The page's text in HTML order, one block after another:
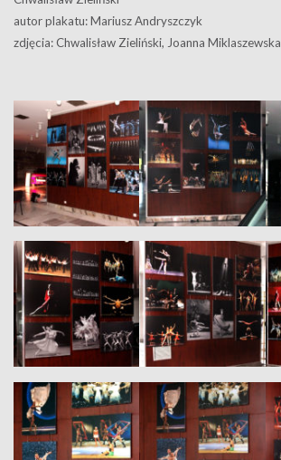
autor plakatu: Mariusz Andryszczyk
zdjęcia: Chwalisław Zieliński, Joanna Miklaszewska